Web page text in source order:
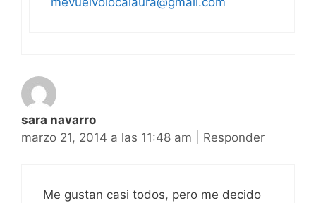
sara navarro
marzo 21, 2014 a las 11:48 am
Responder
Me gustan casi todos, pero me decido